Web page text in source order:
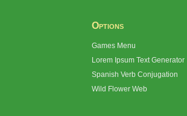
Options
Games Menu
Lorem Ipsum Text Generator
Spanish Verb Conjugation
Wild Flower Web